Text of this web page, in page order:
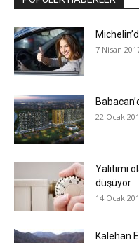
7 Nisan
22 Ocak
Yalıtımı
düşüyor
14 Ocak
Kalehan